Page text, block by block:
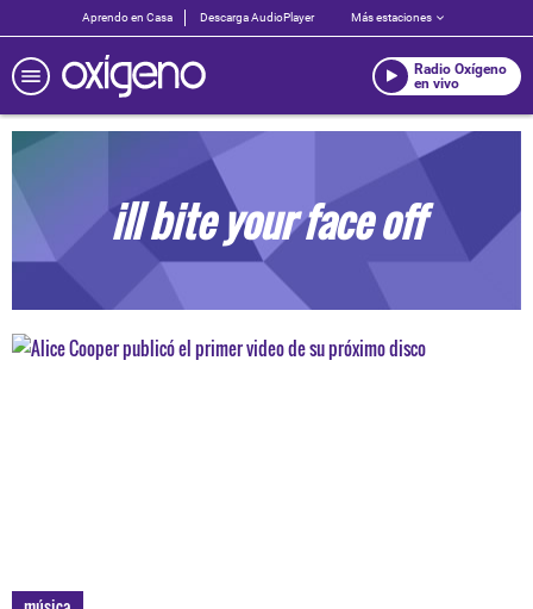
Aprendo en Casa Descarga AudioPlayer Más estaciones
Radio Oxígeno
en vivo
ill bite your face off